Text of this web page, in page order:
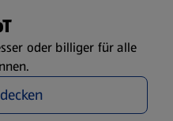
oder billiger für alle